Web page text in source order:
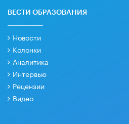
ВЕСТИ ОБРАЗОВАНИЯ
Новости
Колонки
Аналитика
Интервью
Рецензии
Видео